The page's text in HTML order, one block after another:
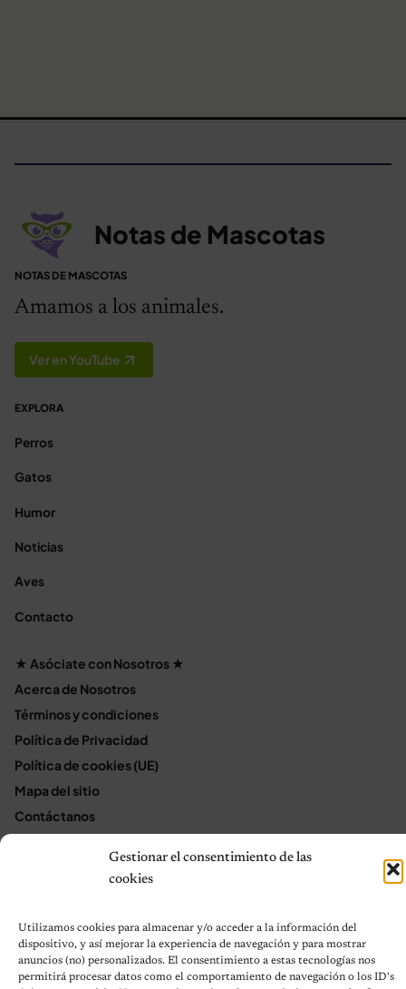
Gestionar el consentimiento de las
cookies
Utilizamos cookies para almacenar y/o acceder a la información del
dispositivo, y así mejorar la experiencia de navegación y para mostrar
anuncios (no) personalizados. El consentimiento a estas tecnologías nos
permitirá procesar datos como el comportamiento de navegación o los ID's
Notas de Mascotas
NOTAS DE MASCOTAS
Amamos a los animales.
Ver en YouTube
EXPLORA
Perros
Gatos
Humor
Noticias
Aves
Contacto
★ Asóciate con Nosotros ★
Acerca de Nosotros
Términos y condiciones
Política de Privacidad
Política de cookies (UE)
Mapa del sitio
Contáctanos
Política de privacidad